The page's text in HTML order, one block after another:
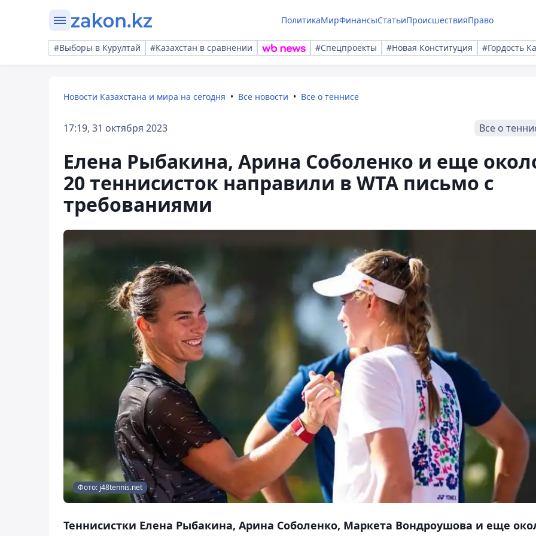
ПолитикаМирФинансыСтатьиПроисшествияПраво
#Выборы в Курултай #Казахстан в сравнении #Спецпроекты #Новая Конституция #Гордость
Новости Казахстана и мира на сегодня Все новости Все о теннисе
17:19, 31 октября 2023 Все о
Елена Рыбакина, Арина Соболенко и еще
20 теннисисток направили в WTA письмо с
требованиями
Фото: j48tennis.net
Теннисистки Елена Рыбакина, Арина Соболенко, Маркета Вондроушова и еще